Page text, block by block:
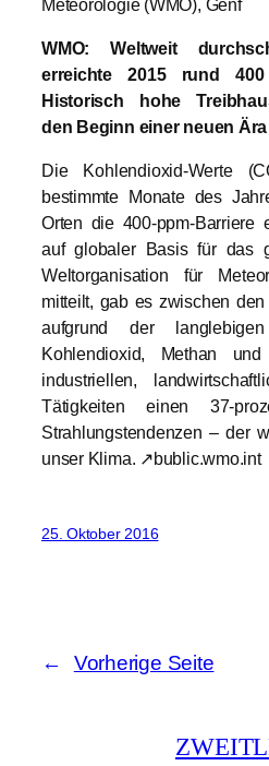
Meteorologie (WMO), Genf
WMO: Weltweit
erreichte 2015 rund
Historisch hohe
den Beginn einer neuen
Die Kohlendioxid-Werte
bestimmte Monate des
Orten die 400-ppm-Barriere
auf globaler Basis für das
Weltorganisation für
mitteilt, gab es zwischen
aufgrund der
Kohlendioxid, Methan
industriellen,
Tätigkeiten einen 37-
Strahlungstendenzen – der
unser Klima. ↗bublic.wmo.int
25. Oktober 2016
← Vorherige Seite